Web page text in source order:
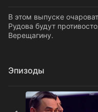
В этом выпуске
Рудова будут
Верещагину.
Эпизоды
1 выпуск